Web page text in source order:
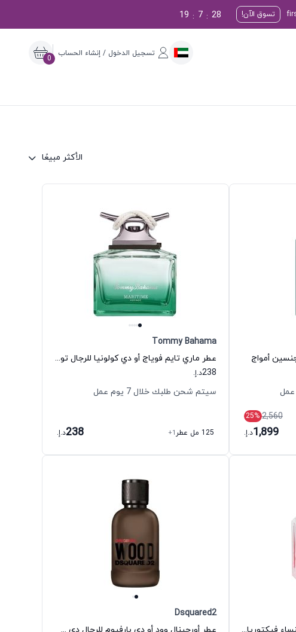
تسوق الآن! 27
:
7
:
19
تسجيل الدخول / إنشاء الحساب
0
الأكثر مبيعًا
أمواج
2,560
25%
1,899د.إ.
Tommy Bahama
عطر ماري تايم فوياج أو دي كولونيا للرجال تومي بَهاما
238د.إ.
سيتم شحن طلبك خلال 7 يوم عمل
125 مل عطر +1
238د.إ.
Dsquared2